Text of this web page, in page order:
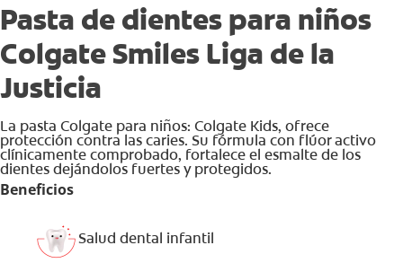
Pasta de dientes para niños
Colgate Smiles Liga de la
Justicia
La pasta Colgate para niños: Colgate Kids, ofrece
protección contra las caries. Su fórmula con flúor activo
clínicamente comprobado, fortalece el esmalte de los
dientes dejándolos fuertes y protegidos.
Beneficios
Salud dental infantil